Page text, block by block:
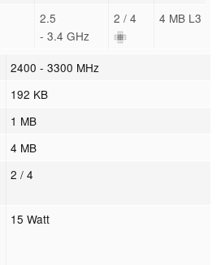
2.5
- 3.4 GHz
2 / 4 4 MB L3
2400 - 3300 MHz
192 KB
1 MB
4 MB
2 / 4
15 Watt